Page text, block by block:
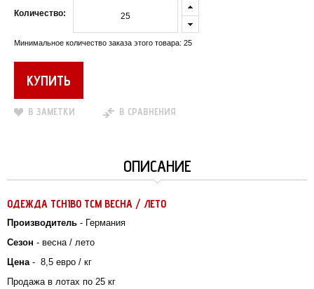
Количество:
Минимальное количество заказа этого товара: 25
В ЗАМЕТКИ В СРАВНЕНИЯ
ОПИСАНИЕ
ОДЕЖДА TCHIBO TCM ВЕСНА / ЛЕТО
Производитель - Германия
Сезон - весна / лето
Цена- 8,5 евро / кг
Продажа в лотах по 25 кг